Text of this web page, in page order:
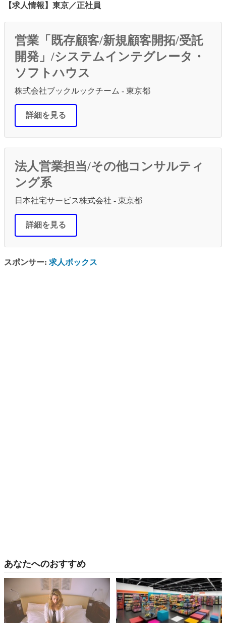
【求人情報】東京／正社員
営業「既存顧客/新規顧客開拓/受託
開発」/システムインテグレータ・
ソフトハウス
株式会社ブックルックチーム - 東京都
詳細を見る
法人営業担当/その他コンサルティ
ング系
日本社宅サービス株式会社 - 東京都
詳細を見る
スポンサー: 求人ボックス
あなたへのおすすめ